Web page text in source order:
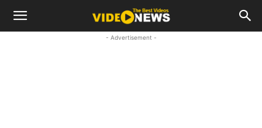
- Advertisement -